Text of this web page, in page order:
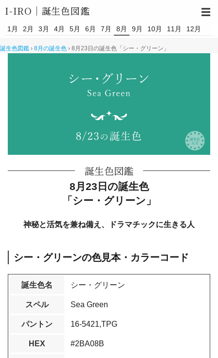
I-IRO｜ 誕生色図鑑
1月 2月 3月 4月 5月 6月 7月 8月 9月 10月 11月 12月
☰
誕生色図鑑 › 8月の誕生色 › 8月23日の誕生色「シー・グリーン」
誕生色図鑑
8月23日の誕生色
「シー・グリーン」
神秘と活気を兼ね備え、ドラマチックに生きる人
シー・グリーンの色見本・カラーコード
誕生色名 シー・グリーン
スペル Sea Green
パントン 16-5421,TPG
HEX #2BA08B